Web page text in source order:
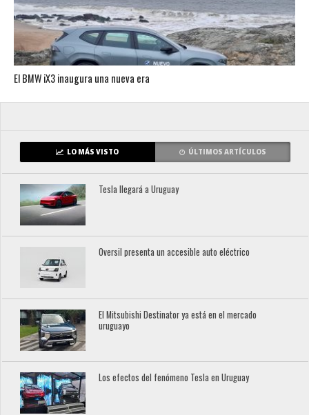
El BMW iX3 inaugura una nueva era
LO MÁS VISTO ÚLTIMOS ARTÍCULOS
Tesla llegará a Uruguay
Oversil presenta un accesible auto eléctrico
El Mitsubishi Destinator ya está en el mercado
uruguayo
Los efectos del fenómeno Tesla en Uruguay